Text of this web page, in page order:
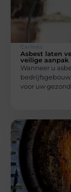
Carlinks
Asbest laten
veilige aanpak
Wanneer u
voor uw